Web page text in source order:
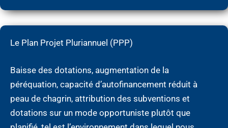
Le Plan Projet Pluriannuel (PPP)
Baisse des dotations, augmentation de la
péréquation, capacité d’autofinancement réduit à
peau de chagrin, attribution des subventions et
dotations sur un mode opportuniste plutôt que